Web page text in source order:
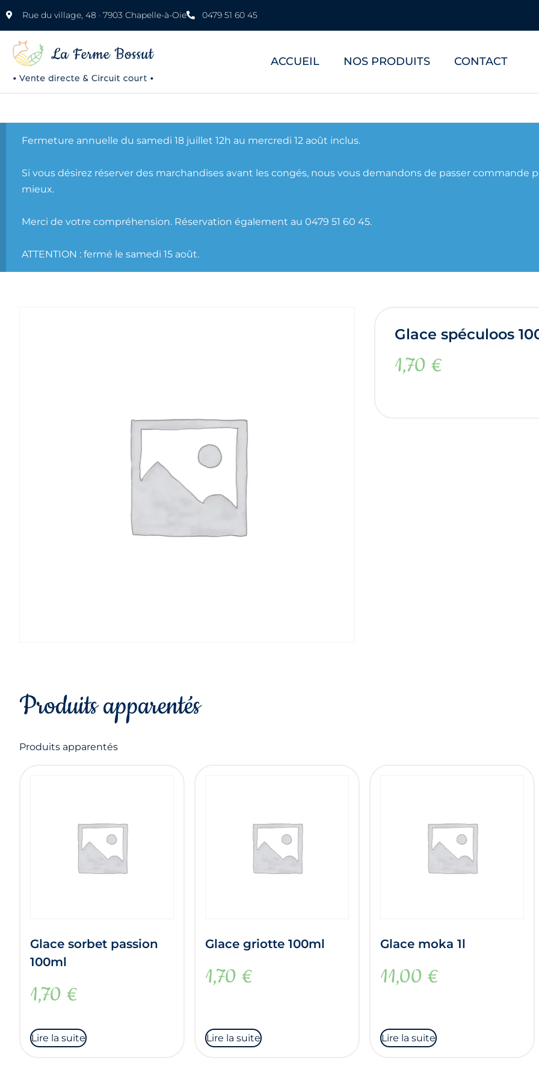
Rue du village, 48 · 7903 Chapelle-à-Oie 0479 51 60 45
ACCUEIL NOS PRODUITS CONTACT
Fermeture annuelle du samedi 18 juillet 12h au mercredi 12 août inclus.
Si vous désirez réserver des marchandises avant les congés, nous vous demandons de passer commande
mieux.
Merci de votre compréhension. Réservation également au 0479 51 60 45.
ATTENTION : fermé le samedi 15 août.
Glace spéculoos
1,70 €
Produits apparentés
Produits apparentés
Glace sorbet passion
100ml
1,70 €
Lire la suite
Glace griotte 100ml
1,70 €
Lire la suite
Glace moka 1l
11,00 €
Lire la suite